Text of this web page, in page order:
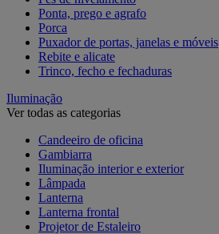
Ponta, prego e agrafo
Porca
Puxador de portas, janelas e móveis
Rebite e alicate
Trinco, fecho e fechaduras
Iluminação
Ver todas as categorias
Candeeiro de oficina
Gambiarra
Iluminação interior e exterior
Lâmpada
Lanterna
Lanterna frontal
Projetor de Estaleiro